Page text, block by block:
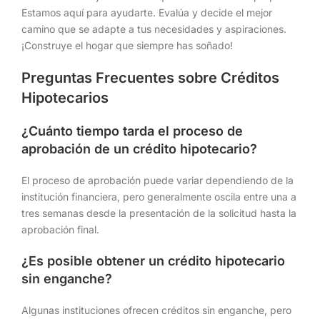
Estamos aquí para ayudarte. Evalúa y decide el mejor
camino que se adapte a tus necesidades y aspiraciones.
¡Construye el hogar que siempre has soñado!
Preguntas Frecuentes sobre Créditos
Hipotecarios
¿Cuánto tiempo tarda el proceso de
aprobación de un crédito hipotecario?
El proceso de aprobación puede variar dependiendo de la
institución financiera, pero generalmente oscila entre una a
tres semanas desde la presentación de la solicitud hasta la
aprobación final.
¿Es posible obtener un crédito hipotecario
sin enganche?
Algunas instituciones ofrecen créditos sin enganche, pero